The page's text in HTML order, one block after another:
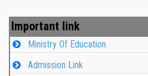
Important link
Ministry Of Education
Admission Link